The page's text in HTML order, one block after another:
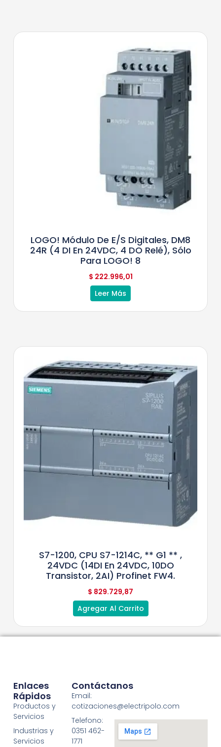
LOGO! Módulo De E/S Digitales, DM8
24R (4 DI En 24VDC, 4 DO Relé), Sólo
Para LOGO! 8
$ 222.996,01
Leer Más
S7-1200, CPU S7-1214C, ** G1 ** ,
24VDC (14DI En 24VDC, 10DO
Transistor, 2AI) Profinet FW4.
$ 829.729,87
Agregar Al Carrito
Enlaces
Rápidos
Productos y
Servicios
Industrias y
Servicios
Contáctanos
Email:
cotizaciones@electripolo.com
Telefono:
0351 462-
1771